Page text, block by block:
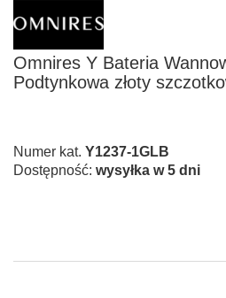
Omnires Y Bateria
Podtynkowa złoty
Numer kat. Y1237-1GLB
Dostępność: wysyłka w 5 dni